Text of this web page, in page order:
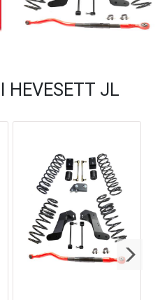
HEVESETT JL